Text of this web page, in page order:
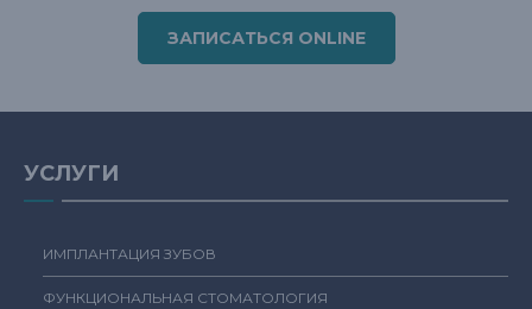
ЗАПИСАТЬСЯ ONLINE
УСЛУГИ
ИМПЛАНТАЦИЯ ЗУБОВ
ФУНКЦИОНАЛЬНАЯ СТОМАТОЛОГИЯ